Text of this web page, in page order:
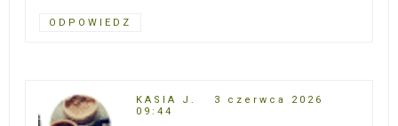
ODPOWIEDZ
KASIA J.
3 czerwca 2026
09:44